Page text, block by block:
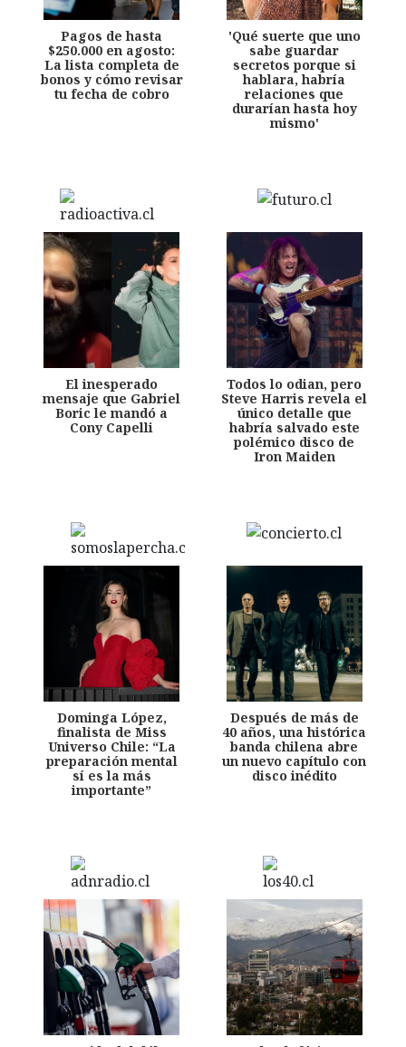
Pagos de hasta
$250.000 en agosto:
La lista completa de
bonos y cómo revisar
tu fecha de cobro
'Qué suerte que uno
sabe guardar
secretos porque si
hablara, habría
relaciones que
durarían hasta hoy
mismo'
El inesperado
mensaje que Gabriel
Boric le mandó a
Cony Capelli
Todos lo odian, pero
Steve Harris revela el
único detalle que
habría salvado este
polémico disco de
Iron Maiden
Dominga López,
finalista de Miss
Universo Chile: “La
preparación mental
sí es la más
importante”
Después de más de
40 años, una histórica
banda chilena abre
un nuevo capítulo con
disco inédito